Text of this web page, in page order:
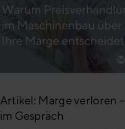
Artikel: Marge verloren –
im Gespräch